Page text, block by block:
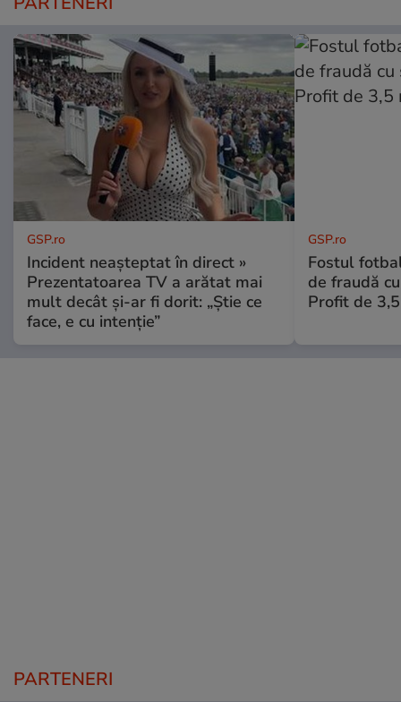
GSP.ro
Incident neașteptat în direct »
Prezentatoarea TV a arătat mai
mult decât și-ar fi dorit: „Știe ce
face, e cu intenție”
GSP.ro
Fostul
de fraudă
Profit de
PARTENERI